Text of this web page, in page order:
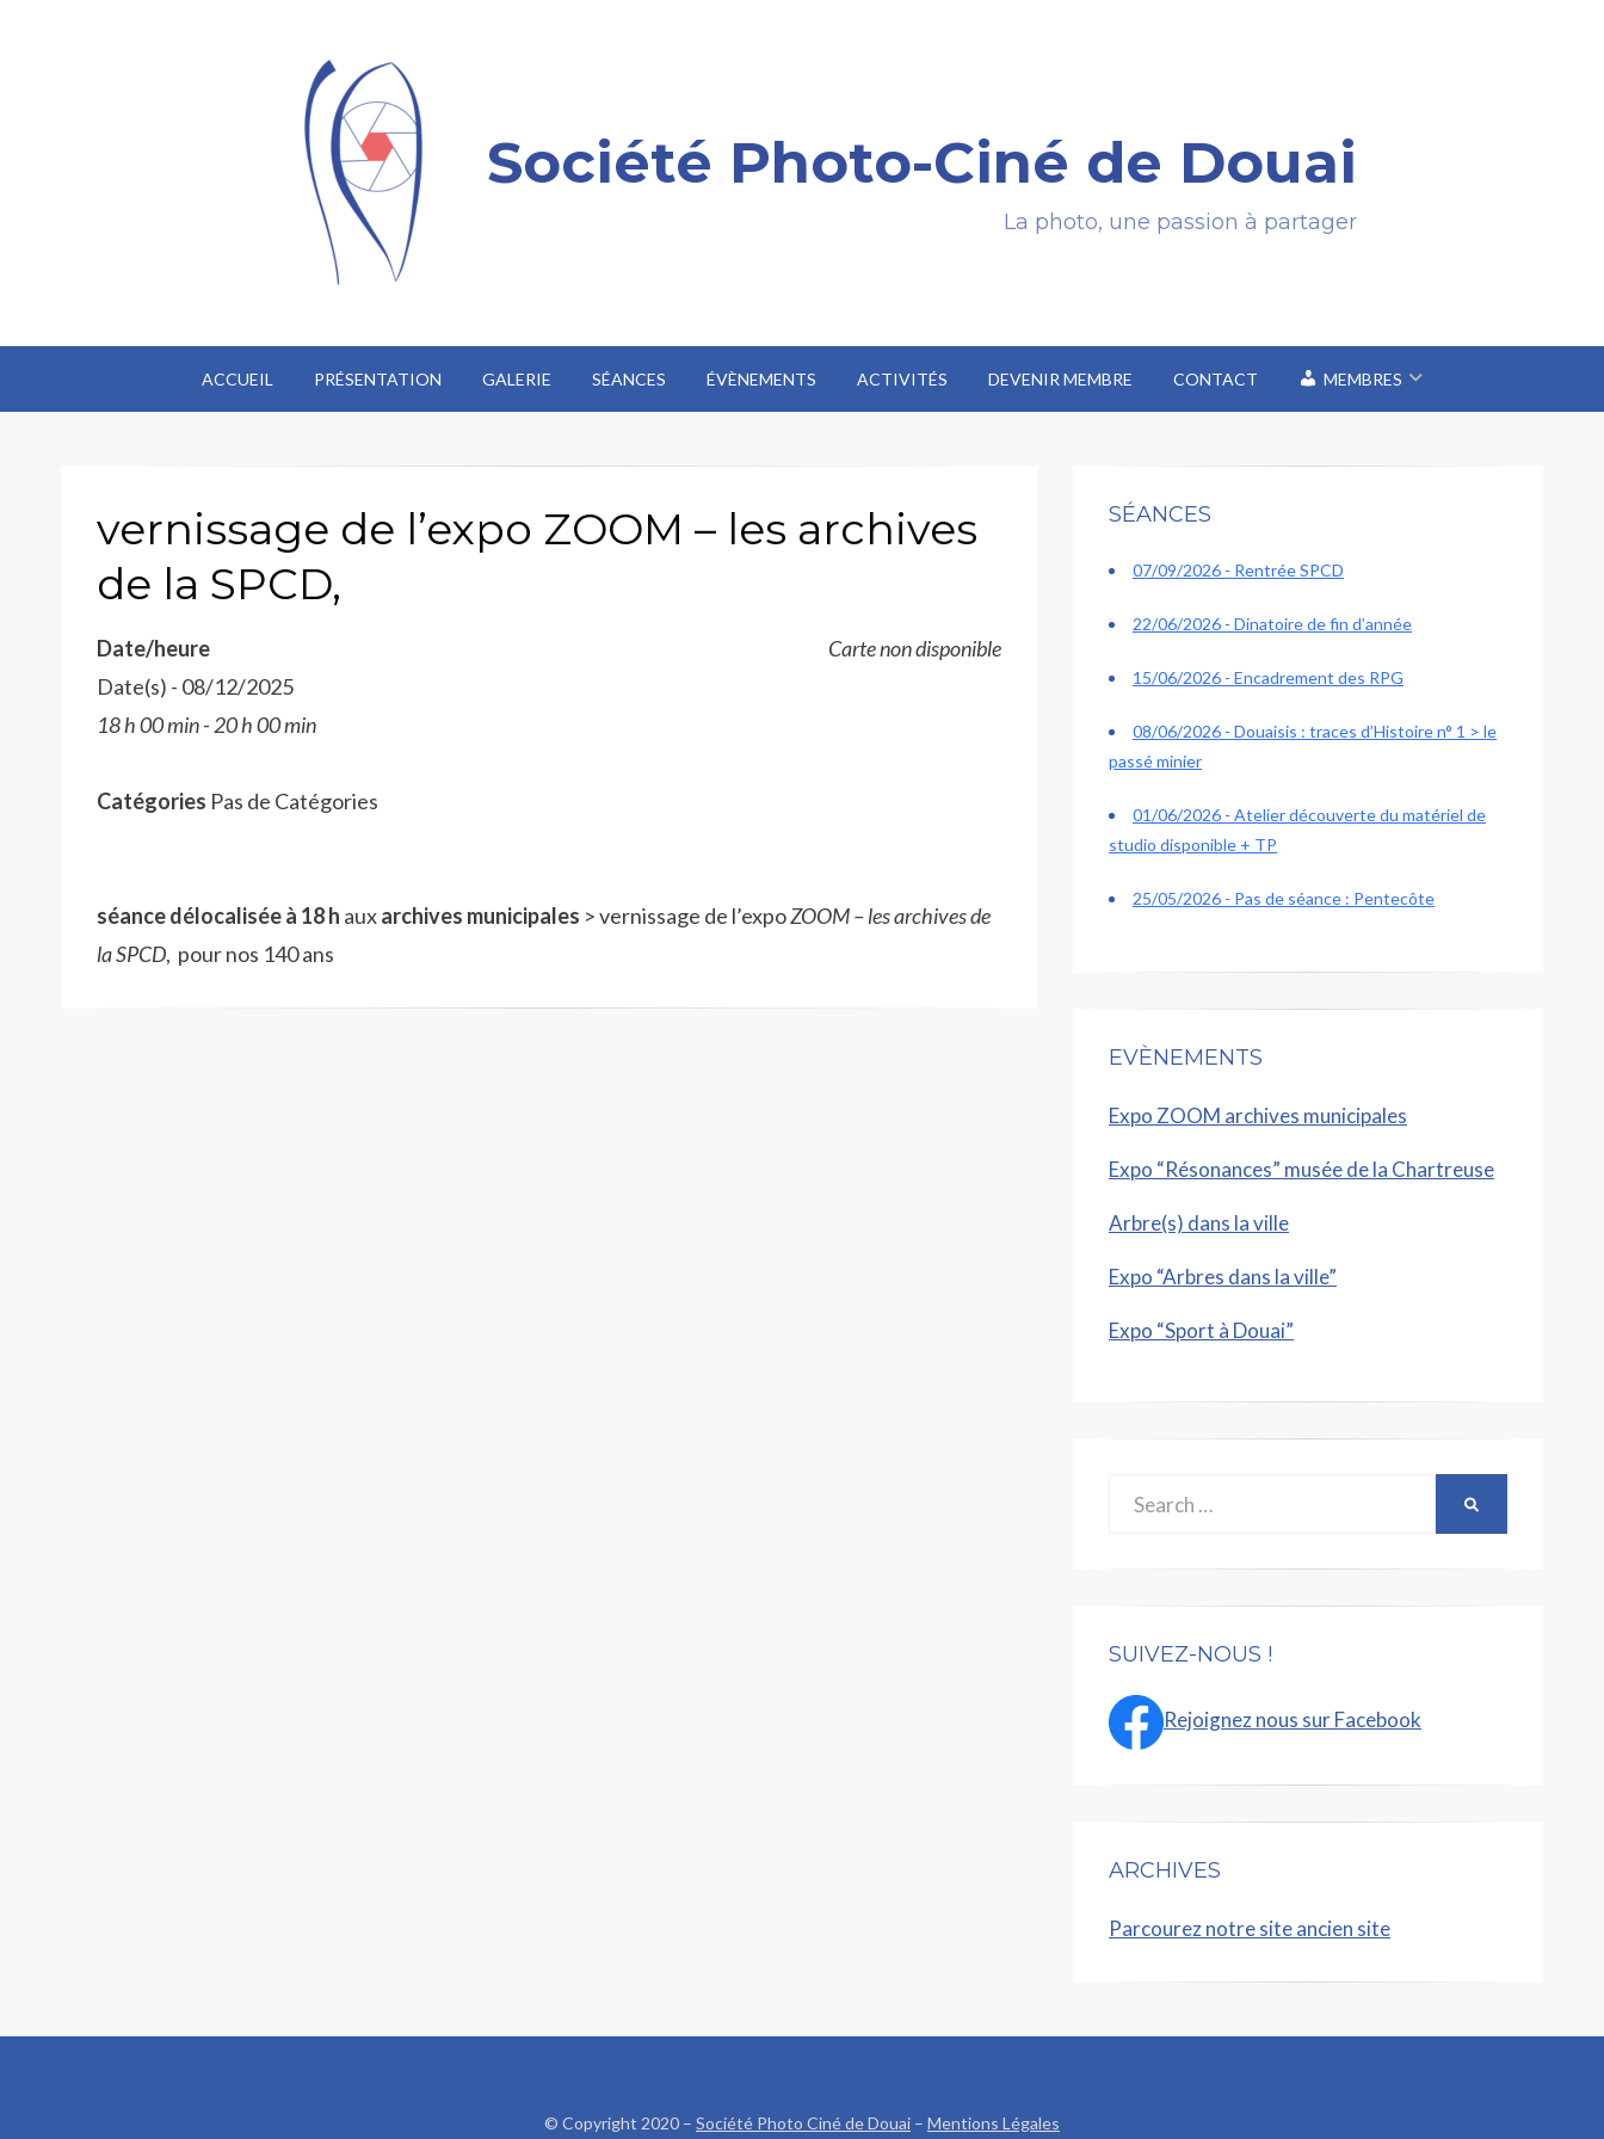
Société Photo-Ciné de Douai
La photo, une passion à partager
ACCUEIL PRÉSENTATION GALERIE SÉANCES ÉVÈNEMENTS ACTIVITÉS DEVENIR MEMBRE CONTACT MEMBRES
vernissage de l’expo ZOOM – les archives
de la SPCD,
Carte non disponible
Date/heure
Date(s) - 08/12/2025
18 h 00 min - 20 h 00 min
Catégories Pas de Catégories
séance délocalisée à 18 h auxarchives municipales > vernissage de l’expoZOOM – les archives de
la SPCD, pour nos 140 ans
SÉANCES
07/09/2026 - Rentrée SPCD
22/06/2026 - Dinatoire de fin d’année
15/06/2026 - Encadrement des RPG
08/06/2026 - Douaisis : traces d’Histoire n° 1 > le
passé minier
01/06/2026 - Atelier découverte du matériel de
studio disponible + TP
25/05/2026 - Pas de séance : Pentecôte
EVÈNEMENTS
Expo ZOOM archives municipales
Expo “Résonances” musée de la Chartreuse
Arbre(s) dans la ville
Expo “Arbres dans la ville”
Expo “Sport à Douai”
SUIVEZ-NOUS !
Rejoignez nous sur Facebook
ARCHIVES
Parcourez notre site ancien site
© Copyright 2020 – Société Photo Ciné de Douai – Mentions Légales